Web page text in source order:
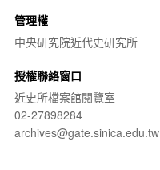
管理權
中央研究院近代史研究所
授權聯絡窗口
近史所檔案館閱覽室
02-27898284
archives@gate.sinica.edu.tw